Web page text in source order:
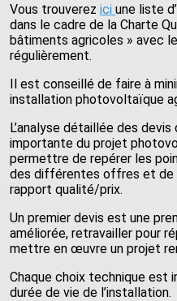
Vous trouverez ici une liste
dans le cadre de la Charte
bâtiments agricoles » avec
régulièrement.
Il est conseillé de faire à
installation photovoltaïque
L’analyse détaillée des
importante du projet
permettre de repérer les
des différentes offres et de
rapport qualité/prix.
Un premier devis est une
améliorée, retravailler pour
mettre en œuvre un projet
Chaque choix technique
durée de vie de l’installation.